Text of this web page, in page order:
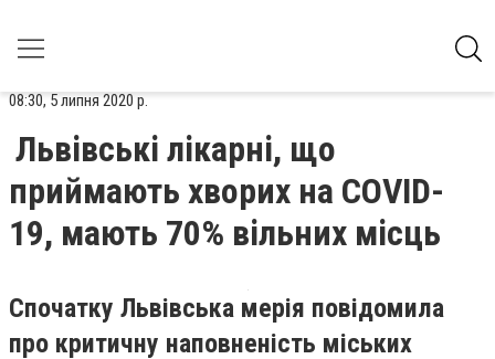
08:30, 5 липня 2020 р.
Львівські лікарні, що
приймають хворих на COVID-
19, мають 70% вільних місць
Спочатку Львівська мерія повідомила
про критичну наповненість міських